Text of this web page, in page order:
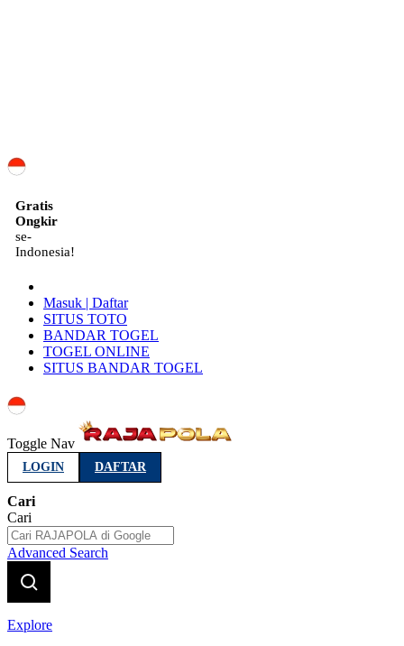
Gratis
Ongkir
se-
Indonesia!
Masuk | Daftar
SITUS TOTO
BANDAR TOGEL
TOGEL ONLINE
SITUS BANDAR TOGEL
Toggle Nav
LOGIN DAFTAR
Cari
Cari
Advanced Search
Explore